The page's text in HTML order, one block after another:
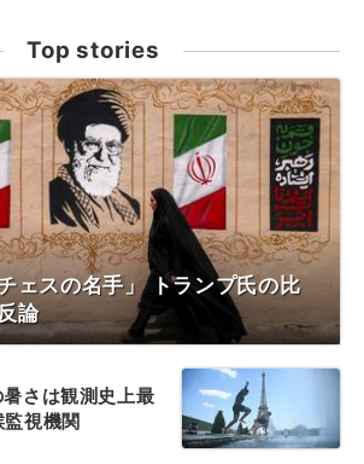
Top stories
ェスの名手」 トランプ氏の比
論
さは観測史上最
視機関